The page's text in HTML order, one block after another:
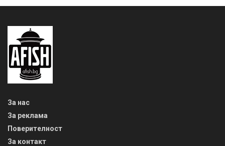
За нас
За реклама
Поверителност
За контакт